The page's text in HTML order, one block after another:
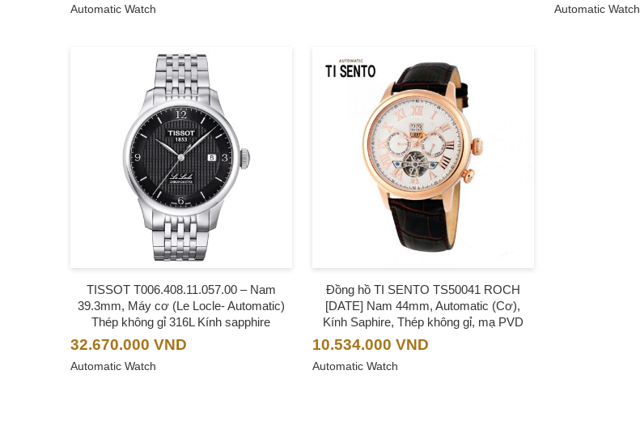
Automatic Watch Automatic Watch
TISSOT T006.408.11.057.00 – Nam
39.3mm, Máy cơ (Le Locle- Automatic)
Thép không gỉ 316L Kính sapphire
32.670.000 VND
Automatic Watch
Đồng hồ TI SENTO TS50041 ROCH
[DATE] Nam 44mm, Automatic (Cơ),
Kính Saphire, Thép không gỉ, mạ PVD
10.534.000 VND
Automatic Watch